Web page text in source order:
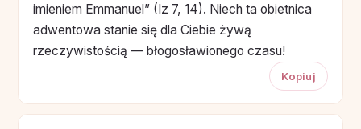
imieniem Emmanuel” (Iz 7, 14). Niech ta obietnica
adwentowa stanie się dla Ciebie żywą
rzeczywistością — błogosławionego czasu!
Kopiuj